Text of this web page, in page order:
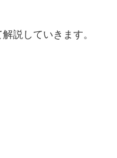
説していきます。